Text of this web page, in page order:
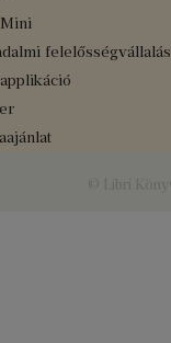
felelősségvállalás